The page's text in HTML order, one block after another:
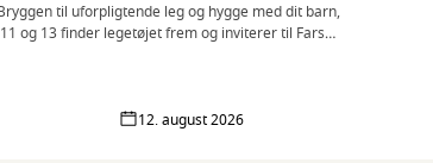
til uforpligtende leg og hygge med dit barn,
og 13 finder legetøjet frem og inviterer til Fars
12. august 2026